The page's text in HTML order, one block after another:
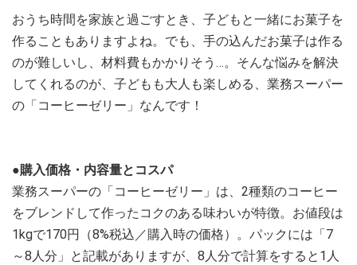
おうち時間を家族と過ごすとき、子どもと一緒にお菓子を
作ることもありますよね。でも、手の込んだお菓子は作る
のが難しいし、材料費もかかりそう…。そんな悩みを解決
してくれるのが、子どもも大人も楽しめる、業務スーパー
の「コーヒーゼリー」なんです！
●購入価格・内容量とコスパ
業務スーパーの「コーヒーゼリー」は、2種類のコーヒー
をブレンドして作ったコクのある味わいが特徴。お値段は
1kgで170円（8%税込／購入時の価格）。パックには「7
～8人分」と記載がありますが、8人分で計算をすると1人